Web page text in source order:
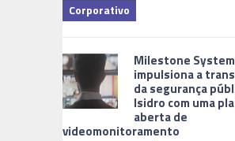
Corporativo
Milestone
impulsiona a
da segurança
Isidro com uma
aberta de
videomonitoramento